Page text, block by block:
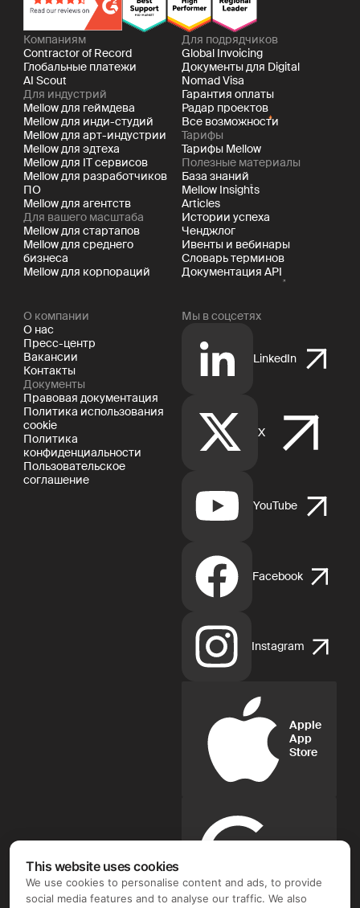
Компаниям
Contractor of Record
Глобальные платежи
AI Scout
Для индустрий
Mellow для геймдева
Mellow для инди-студий
Mellow для арт-индустрии
Mellow для эдтеха
Mellow для IT сервисов
Mellow для разработчиков
ПО
Mellow для агентств
Для вашего масштаба
Mellow для стартапов
Mellow для среднего
бизнеса
Mellow для корпораций
Для подрядчиков
Global Invoicing
Документы для Digital
Nomad Visa
Гарантия оплаты
Радар проектов
Все возможности
Тарифы
Тарифы Mellow
Полезные материалы
База знаний
Mellow Insights
Articles
Истории успеха
Ченджлог
Ивенты и вебинары
Словарь терминов
Документация API
О компании
О нас
Пресс-центр
Вакансии
Контакты
Документы
Правовая документация
Политика использования
cookie
Политика
конфиденциальности
Пользовательское
соглашение
Мы в соцсетях
LinkedIn
X
YouTube
Facebook
Instagram
Apple
App
Store
Google
This website uses cookies
We use cookies to personalise content and ads, to provide
social media features and to analyse our traffic. We also